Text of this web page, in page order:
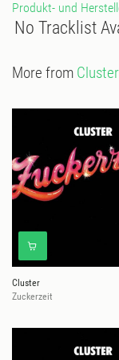
Produkt- und
No Tracklist
More from Cluster
Cluster
Zuckerzeit